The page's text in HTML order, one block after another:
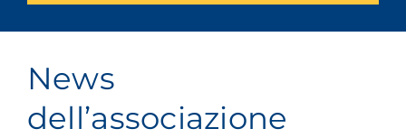
News
dell’associazione